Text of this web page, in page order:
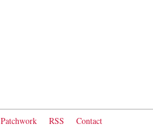
Patchwork RSS Contact